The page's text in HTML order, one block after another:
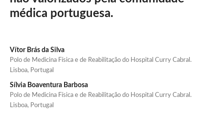
médica portuguesa.
Vítor Brás da Silva
Polo de Medicina Física e de Reabilitação do Hospital Curry Cabral.
Lisboa, Portugal
Sílvia Boaventura Barbosa
Polo de Medicina Física e de Reabilitação do Hospital Curry Cabral.
Lisboa, Portugal